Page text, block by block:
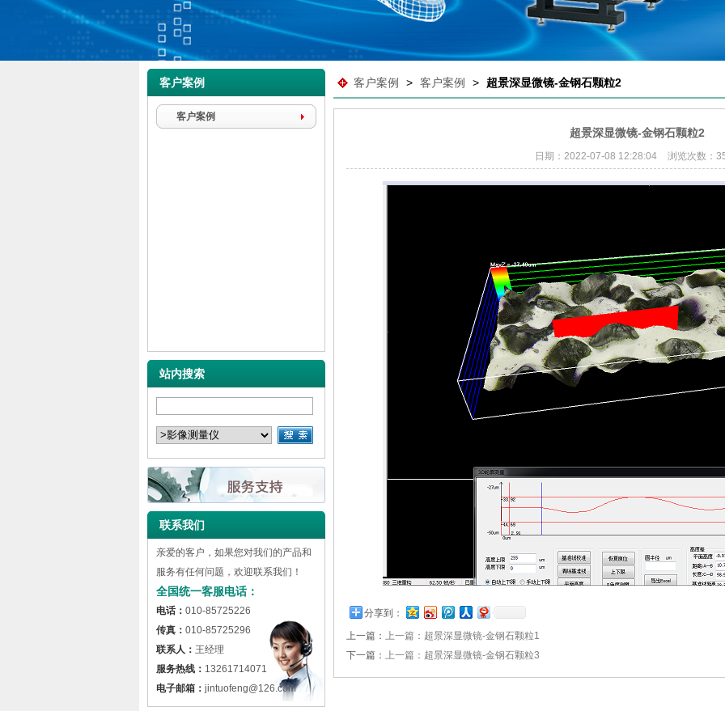
客户案例
客户案例
站内搜索
联系我们
亲爱的客户，如果您对我们的产品和
服务有任何问题，欢迎联系我们！
全国统一客服电话：
电话： 010-85725226
传真： 010-85725296
联系人： 王经理
服务热线： 13261714071
电子邮箱： jintuofeng@126.com
客户案例 > 客户案例 > 超景深显微镜-金钢石颗粒2
超景深显微镜-金钢石颗粒2
日期：2022-07-08 12:28:04 浏览次数：
分享到：
上一篇： 上一篇：超景深显微镜-金钢石颗粒1
下一篇： 上一篇：超景深显微镜-金钢石颗粒3